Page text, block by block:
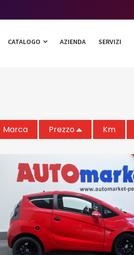
CATALOGO AZIENDA SERVIZI
Marca Prezzo Km